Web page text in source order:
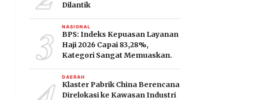
Dilantik
3 NASIONAL
BPS: Indeks Kepuasan Layanan
Haji 2026 Capai 83,28%,
Kategori Sangat Memuaskan.
DAERAH
Klaster Pabrik China Berencana
Direlokasi ke Kawasan Industri